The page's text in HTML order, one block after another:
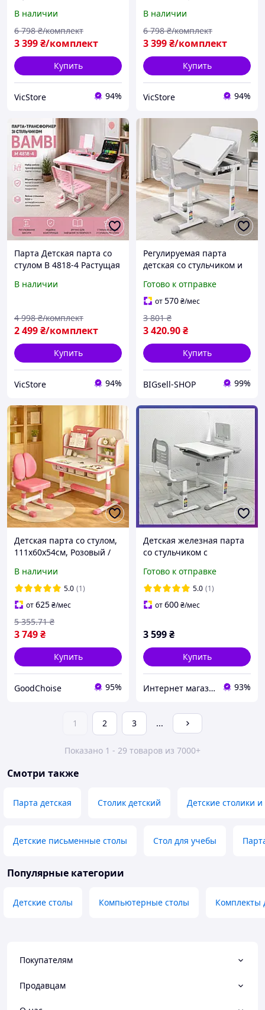
Эргономичная детская
парта со стулом для
письма 14.5 кг
В наличии
3 399₴/комплект
6 798 ₴/комплект
Купить
VicStore 94%
со стулом регулируемая
Парта для обучения
Школьная парта
В наличии
3 399₴/комплект
6 798 ₴/комплект
Купить
VicStore 94%
Парта Детская парта со
стулом B 4818-4 Растущая
детская парта со стулом
В наличии
2 499₴/комплект
4 998 ₴/комплект
Купить
VicStore 94%
Регулируемая парта
детская со стульчиком и
письменный
регулируемый
Готово к отправке
от570₴/мес
3 420.90₴
3 801 ₴
Купить
BIGsell-SHOP 99%
Детская парта со стулом,
111х60х54см, Розовый /
Письменный стол
детский / Стол для
рисования
В наличии
5.0 (1)
от625₴/мес
3 749₴
5 355.71 ₴
Купить
GoodChoise 95%
Детская железная парта
со стульчиком с
наклона с лампой Bambi
M 4428-11 серая
Готово к отправке
5.0 (1)
от600₴/мес
3 599₴
Купить
Интернет магазин детских товаров и товаров для дома "Твой Киндер" 93%
1 2 3 ...
Показано 1 - 29 товаров из 7000+
Смотри также
Парта детская Столик детский Детские столики и
Детские письменные столы Стол для учебы
Популярные категории
Детские столы Компьютерные столы Комплекты
Покупателям
Продавцам